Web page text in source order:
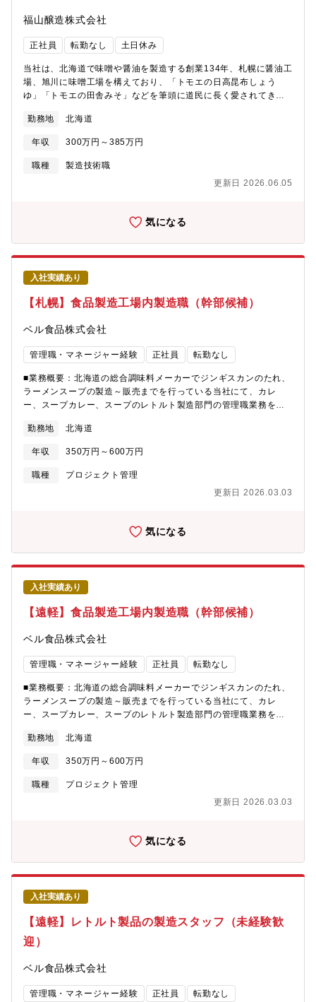
福山醸造株式会社
正社員 転勤なし 土日休み
当社は、北海道で味噌や醤油を製造する創業134年、札幌に醤油工
場、旭川に味噌工場を構えており、「トモエの日高昆布しょう
ゆ」「トモエの田舎みそ」などを筆頭に道民に長く愛されてきた
噌株式会社」（旭川工場）へ出向頂き、以下の業務に従事して頂
きます。※福山醸造株式会社と雇用契約を結び、100％出資子会社
である北海道味噌株式会社へ本求人と同条件での在籍出向となり
ます。入社直後は、主に(1)～(5)のいずれかの業務をお任せいたし
量を浸漬タンクに送る工程(2)蒸煮釜で大豆を蒸煮し、大型放冷機
麹機で米こうじを作る工程(4)米こうじ、大豆、塩を機械で計量し
て混合機で混ぜ合わせる工程(5)4ｔタンクに仕込み、ローリフト
で蔵へ移動させる工程※各工程で機械の清掃や消耗品の交換、メ
ンテナンス業務も含む※この他、製品を充填包装する部署への異
動可能性ありますが、まずは上記いずれかの作業からとなりま
す。米を蒸したり豆を煮たりする職場のため、夏は特に高温多湿
な環境となります。また、スコップを使い原材料を移すなど体力
を要する作業も発生する場合があります。ただし以下の環境整備
を進めており、社員からも好評です。・ファン付き作業ベスト支
給（熱中症対策）・ほとんどの工程で大型の機械を導入しており
省力化が進行中≪魅力≫・日中のみ稼働しているのため、夜勤な
し。・創業134年・北海道で愛され続けるロングセラーブランド
「トモエ」の製造を担える。・当工場では月間約600tの味噌を製
造。北海道の食卓を文字通り支える規模感。・20代～50代が在籍
する8名のチームで、未経験からでも着実にスキルアップできる環
方におすすめな環境。安定した老舗メーカー、家族や個人の時間
間程度の残業や休日出勤が発生する場合もあります。
勤務地 北海道
年収 300万円～385万円
職種
製造技術職
更新日 2026.06.05
気になる
入社実績あり
【札幌】食品製造工場内製造職（幹部候補）
ベル食品株式会社
管理職・マネージャー経験 正社員 転勤なし
■業務概要：北海道の総合調味料メーカーでジンギスカンのたれ、
ラーメンスープの製造～販売までを行っている当社にて、カレ
ー、スープカレー、スープのレトルト製造部門の管理職業務をお
務全般（原料の受入、計量、仕込、充填、包装、出荷等）・製造
部門の監督業務（現場管理・工程改善・衛生管理等）■同社につい
て：北海道の総合調味料メーカーとしてジンギスカンのたれやラ
ーメンスープ華味等のロングセラー、ベストセラーを次々と発売
メーカー・ISO22000を取得済み。・住宅手当や家族手当、退職金
勤務地 北海道
年収 350万円～600万円
職種
プロジェクト管理
更新日 2026.03.03
気になる
入社実績あり
【遠軽】食品製造工場内製造職（幹部候補）
ベル食品株式会社
管理職・マネージャー経験 正社員 転勤なし
■業務概要：北海道の総合調味料メーカーでジンギスカンのたれ、
ラーメンスープの製造～販売までを行っている当社にて、カレ
ー、スープカレー、スープのレトルト製造部門の管理職業務をお
務全般（原料の受入、計量、仕込、充填、包装、出荷等）・製造
部門の監督業務（現場管理・工程改善・衛生管理等）■同社につい
て：北海道の総合調味料メーカーとしてジンギスカンのたれやラ
ーメンスープ華味等のロングセラー、ベストセラーを次々と発売
メーカー・ISO22000を取得済み。・住宅手当や家族手当、退職金
勤務地 北海道
年収 350万円～600万円
職種
プロジェクト管理
更新日 2026.03.03
気になる
入社実績あり
【遠軽】レトルト製品の製造スタッフ（未経験歓
迎）
ベル食品株式会社
管理職・マネージャー経験 正社員 転勤なし